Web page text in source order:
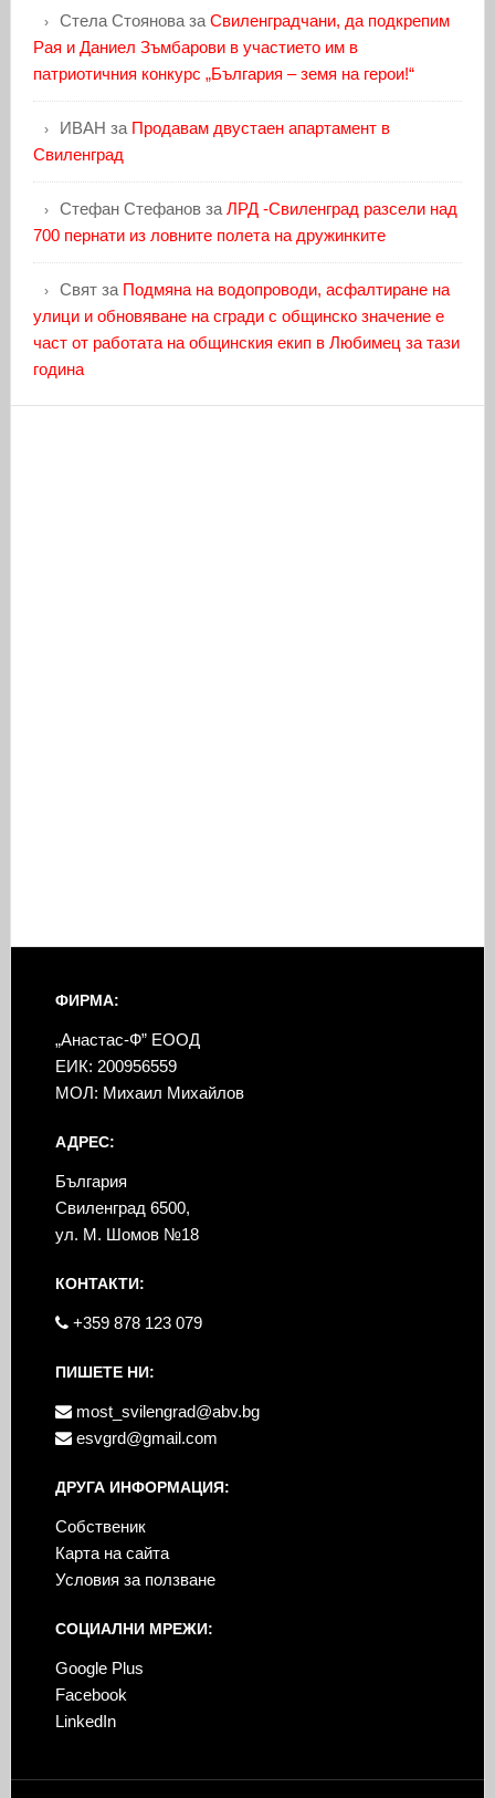
Стела Стояноваза Свиленградчани, да подкрепим
Рая и Даниел Зъмбарови в участието им в
патриотичния конкурс „България – земя на герои!“
ИВАН за Продавам двустаен апартамент в
Свиленград
Стефан Стефановза ЛРД -Свиленград разсели над
700 пернати из ловните полета на дружинките
Святза Подмяна на водопроводи, асфалтиране на
улици и обновяване на сгради с общинско значение е
част от работата на общинския екип в Любимец за тази
година
ФИРМА:
„Анастас-Ф” ЕООД
ЕИК: 200956559
МОЛ: Михаил Михайлов
АДРЕС:
България
Свиленград 6500,
ул. М. Шомов №18
КОНТАКТИ:
+359 878 123 079
ПИШЕТЕ НИ:
most_svilengrad@abv.bg
esvgrd@gmail.com
ДРУГА ИНФОРМАЦИЯ:
Собственик
Карта на сайта
Условия за ползване
СОЦИАЛНИ МРЕЖИ:
Google Plus
Facebook
LinkedIn